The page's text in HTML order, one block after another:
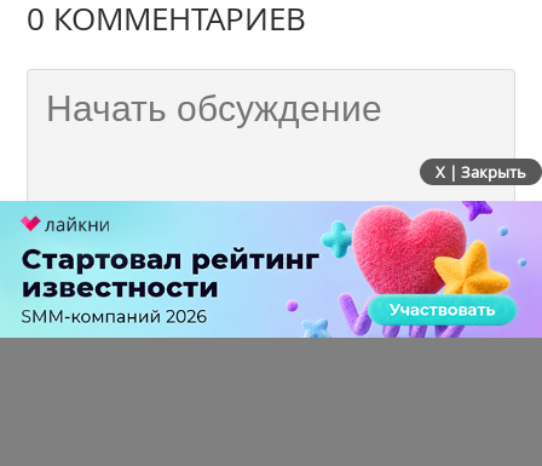
0 КОММЕНТАРИЕВ
X | Закрыть